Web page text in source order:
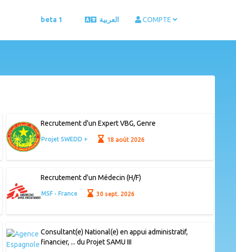
beta 1 العربية COMPTE
Recrutement d'un Expert VBG, Genre
Projet SWEDD + 18 août 2026
Recrutement d'un Médecin (H/F)
MSF - France 30 sept. 2026
Consultant(e) National(e) en appui administratif,
financier, ... du Projet SAMU III